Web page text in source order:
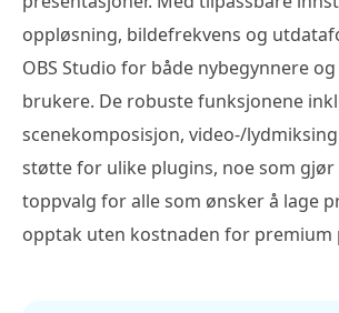
oppløsning, bildefrekvens og
OBS Studio for både nybegynnere
brukere. De robuste funksjonene
scenekomposisjon, video-/
støtte for ulike plugins, noe som
toppvalg for alle som ønsker å lage
opptak uten kostnaden for premium